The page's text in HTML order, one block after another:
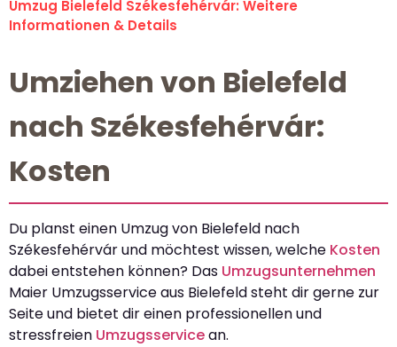
Umzug Bielefeld Székesfehérvár: Weitere
Informationen & Details
Umziehen von Bielefeld
nach Székesfehérvár:
Kosten
Du planst einen Umzug von Bielefeld nach
Székesfehérvár und möchtest wissen, welche Kosten
dabei entstehen können? Das Umzugsunternehmen
Maier Umzugsservice aus Bielefeld steht dir gerne zur
Seite und bietet dir einen professionellen und
stressfreien Umzugsservicean.